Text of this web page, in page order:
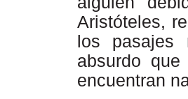
Aristóteles,
los
pasajes
absurdo
encuentran